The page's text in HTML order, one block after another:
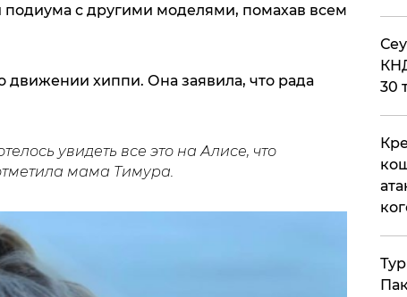
подиума с другими моделями, помахав всем
движении хиппи. Она заявила, что рада
увидеть все это на Алисе, что
мама Тимура.
30